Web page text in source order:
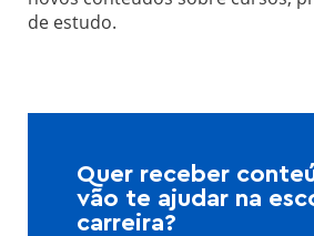
de estudo.
Quer receber
vão te ajudar na
carreira?